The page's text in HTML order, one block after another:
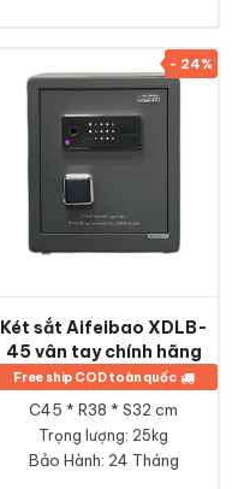
- 24%
Két sắt Aifeibao XDLB-
45 vân tay chính hãng
Free ship COD toàn quốc
C45 * R38 * S32 cm
Trọng lượng: 25kg
Bảo Hành: 24 Tháng